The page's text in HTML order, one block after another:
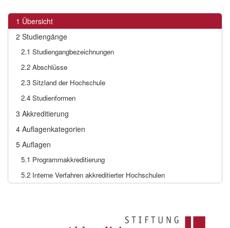
1 Übersicht
2 Studiengänge
2.1 Studiengangbezeichnungen
2.2 Abschlüsse
2.3 Sitzland der Hochschule
2.4 Studienformen
3 Akkreditierung
4 Auflagenkategorien
5 Auflagen
5.1 Programmakkreditierung
5.2 Interne Verfahren akkreditierter Hochschulen